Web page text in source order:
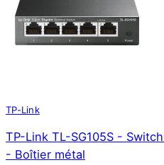
TP-Link
TP-Link TL-SG105S -
- Boîtier métal